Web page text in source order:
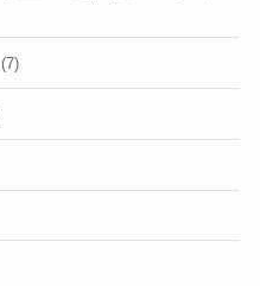
(7)